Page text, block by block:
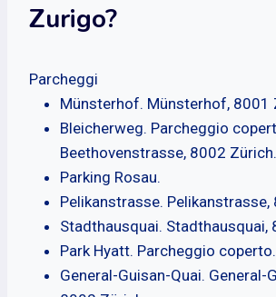
Zurigo?
Parcheggi
Münsterhof. Münsterhof, 8001
Bleicherweg. Parcheggio
Beethovenstrasse, 8002 Zürich.
Parking Rosau.
Pelikanstrasse. Pelikanstrasse,
Stadthausquai. Stadthausquai,
Park Hyatt. Parcheggio coperto.
General-Guisan-Quai. General-